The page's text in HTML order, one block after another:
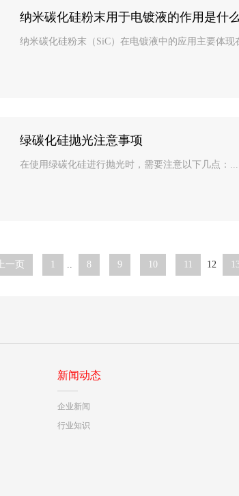
纳米碳化硅粉末用于电镀液的作用是什
纳米碳化硅粉末（SiC）在电镀液中的应用主要体现
绿碳化硅抛光注意事项
在使用绿碳化硅进行抛光时，需要注意以下几点‌：...
上一页 1 .. 8 9 10 11 12 13
新闻动态
企业新闻
行业知识